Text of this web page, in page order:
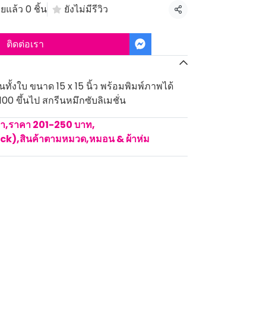
แล้ว 0 ชิ้น ยังไม่มีรีวิว
แชร์
ติดต่อเรา
งใบ ขนาด 15 x 15 นิ้ว พร้อมพิมพ์ภาพได้
ขึ้นไป สกรีนหมึกซับลิเมชั่น
,ราคา 201-250 บาท,
,สินค้าตามหมวด,หมอน & ผ้าห่ม